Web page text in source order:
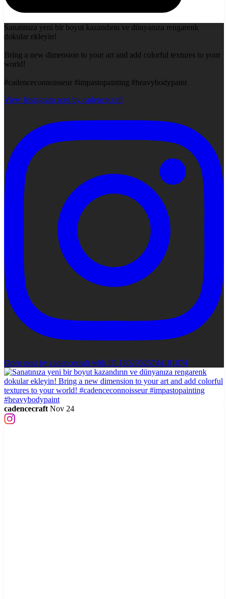
Sanatınıza yeni bir boyut kazandırın ve dünyanıza rengarenk
dokular ekleyin!
Bring a new dimension to your art and add colorful textures to your
world!
#cadenceconnoisseur #impastopainting #heavybodypaint
View Instagram post by cadencecraft
Open post by cadencecraft with ID 18029525744181074
cadencecraft Nov 24